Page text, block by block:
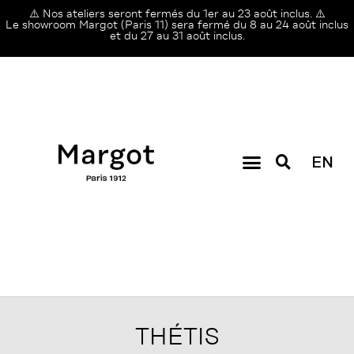
⚠️ Nos ateliers seront fermés du 1er au 23 août inclus. ⚠️
Le showroom Margot (Paris 11) sera fermé du 8 au 24 août inclus
et du 27 au 31 août inclus.
EN
THÉTIS